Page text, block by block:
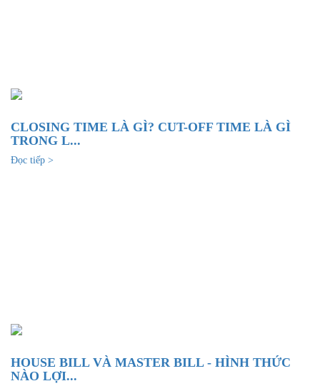
CLOSING TIME LÀ GÌ? CUT-OFF TIME LÀ GÌ
TRONG L...
Đọc tiếp >
HOUSE BILL VÀ MASTER BILL - HÌNH THỨC
NÀO LỢI...